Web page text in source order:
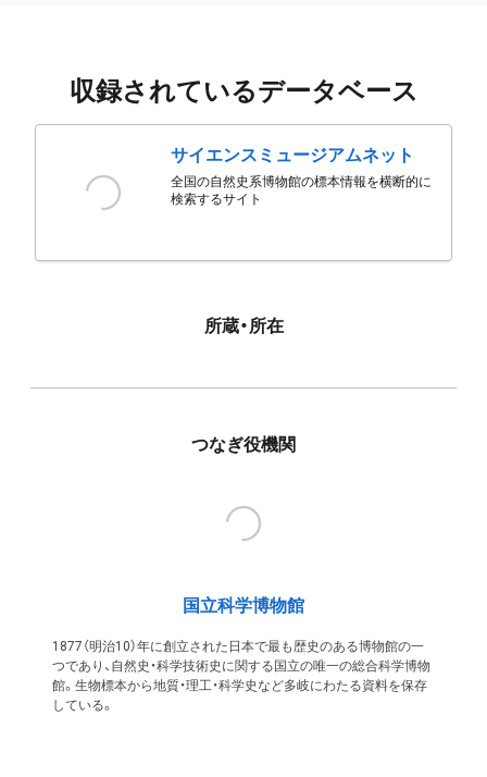
収録されているデータベース
サイエンスミュージアムネット
全国の自然史系博物館の標本情報を横断的に
検索するサイト
所蔵・所在
つなぎ役機関
国立科学博物館
1877（明治10）年に創立された日本で最も歴史のある博物館の一
つであり、自然史・科学技術史に関する国立の唯一の総合科学博物
館。生物標本から地質・理工・科学史など多岐にわたる資料を保存
している。